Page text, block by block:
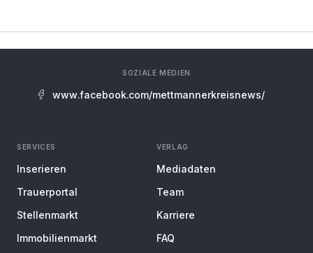
SOZIALE MEDIEN
www.facebook.com/mettmannerkreisnews/
SERVICES
Inserieren
Trauerportal
Stellenmarkt
Immobilienmarkt
VERLAG
Mediadaten
Team
Karriere
FAQ